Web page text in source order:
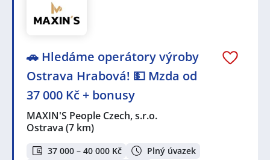
🚗 Hledáme operátory výroby
Ostrava Hrabová! 💵 Mzda od
37 000 Kč + bonusy
MAXIN'S People Czech, s.r.o.
Ostrava (7 km)
37 000 – 40 000 Kč
Plný úvazek